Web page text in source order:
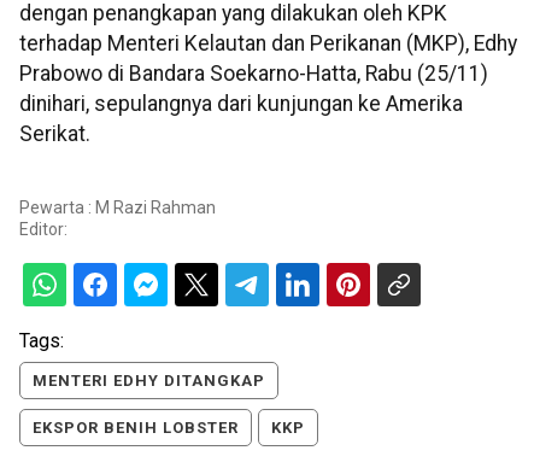
dengan penangkapan yang dilakukan oleh KPK
terhadap Menteri Kelautan dan Perikanan (MKP), Edhy
Prabowo di Bandara Soekarno-Hatta, Rabu (25/11)
dinihari, sepulangnya dari kunjungan ke Amerika
Serikat.
Pewarta : M Razi Rahman
Editor:
Tags:
MENTERI EDHY DITANGKAP
EKSPOR BENIH LOBSTER KKP